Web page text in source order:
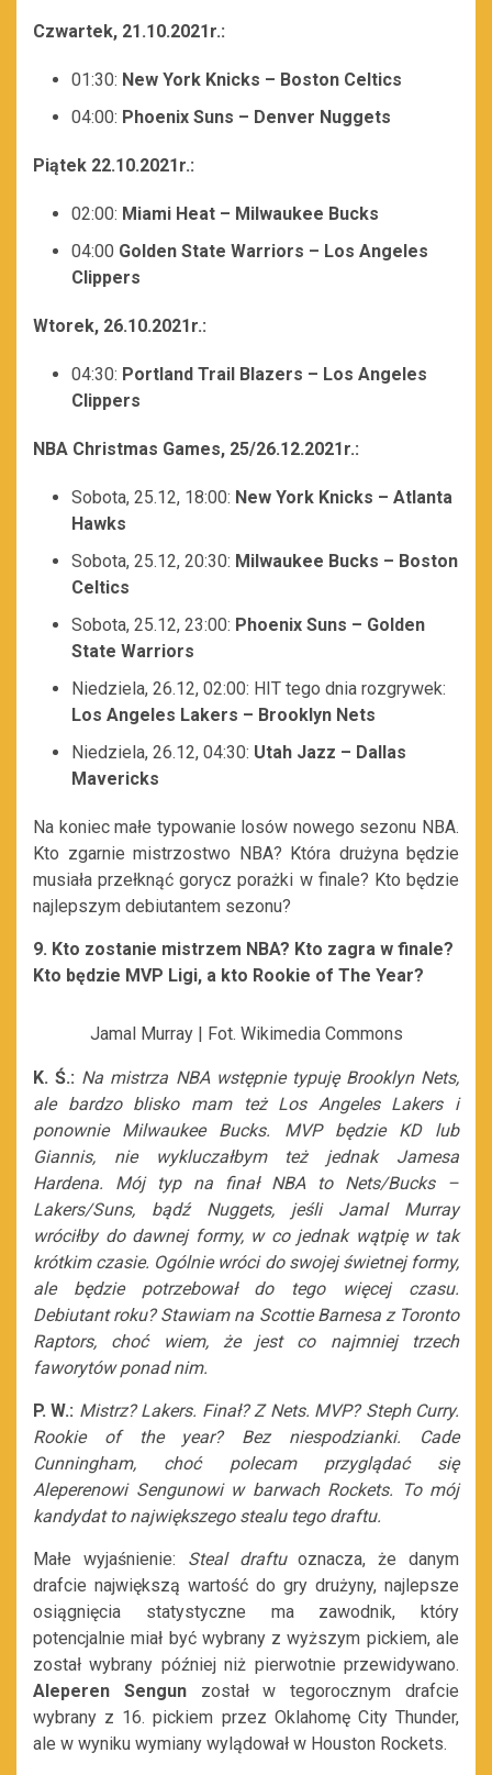
Czwartek, 21.10.2021r.:
01:30: New York Knicks – Boston Celtics
04:00: Phoenix Suns – Denver Nuggets
Piątek 22.10.2021r.:
02:00: Miami Heat – Milwaukee Bucks
04:00 Golden State Warriors – Los Angeles
Clippers
Wtorek, 26.10.2021r.:
04:30: Portland Trail Blazers – Los Angeles
Clippers
NBA Christmas Games, 25/26.12.2021r.:
Sobota, 25.12, 18:00: New York Knicks – Atlanta
Hawks
Sobota, 25.12, 20:30: Milwaukee Bucks – Boston
Celtics
Sobota, 25.12, 23:00: Phoenix Suns – Golden
State Warriors
Niedziela, 26.12, 02:00: HIT tego dnia rozgrywek:
Los Angeles Lakers – Brooklyn Nets
Niedziela, 26.12, 04:30: Utah Jazz – Dallas
Mavericks
Na koniec małe typowanie losów nowego sezonu NBA.
Kto zgarnie mistrzostwo NBA? Która drużyna będzie
musiała przełknąć gorycz porażki w finale? Kto będzie
najlepszym debiutantem sezonu?
9. Kto zostanie mistrzem NBA? Kto zagra w finale?
Kto będzie MVP Ligi, a kto Rookie of The Year?
Jamal Murray | Fot. Wikimedia Commons
K. Ś.: Na mistrza NBA wstępnie typuję Brooklyn Nets,
ale bardzo blisko mam też Los Angeles Lakers i
ponownie Milwaukee Bucks. MVP będzie KD lub
Giannis, nie wykluczałbym też jednak Jamesa
Hardena. Mój typ na finał NBA to Nets/Bucks –
Lakers/Suns, bądź Nuggets, jeśli Jamal Murray
wróciłby do dawnej formy, w co jednak wątpię w tak
krótkim czasie. Ogólnie wróci do swojej świetnej formy,
ale będzie potrzebował do tego więcej czasu.
Debiutant roku? Stawiam na Scottie Barnesa z Toronto
Raptors, choć wiem, że jest co najmniej trzech
faworytów ponad nim.
P. W.: Mistrz? Lakers. Finał? Z Nets. MVP? Steph Curry.
Rookie of the year? Bez niespodzianki. Cade
Cunningham, choć polecam przyglądać się
Aleperenowi Sengunowi w barwach Rockets. To mój
kandydat to największego stealu tego draftu.
Małe wyjaśnienie: Steal draftuoznacza, że danym
drafcie największą wartość do gry drużyny, najlepsze
osiągnięcia statystyczne ma zawodnik, który
potencjalnie miał być wybrany z wyższym pickiem, ale
został wybrany później niż pierwotnie przewidywano.
Aleperen Sengunzostał w tegorocznym drafcie
wybrany z 16. pickiem przez Oklahomę City Thunder,
ale w wyniku wymiany wylądował w Houston Rockets.